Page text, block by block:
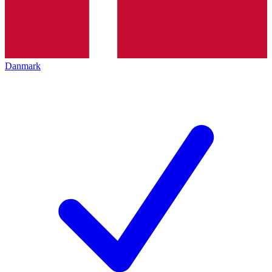
Danmark